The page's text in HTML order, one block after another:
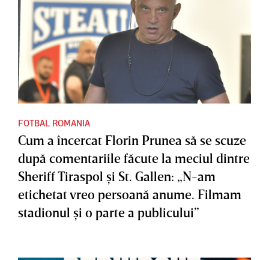
FOTBAL ROMANIA
Cum a încercat Florin Prunea să se scuze
după comentariile făcute la meciul dintre
Sheriff Tiraspol şi St. Gallen: „N-am
etichetat vreo persoană anume. Filmam
stadionul şi o parte a publicului”